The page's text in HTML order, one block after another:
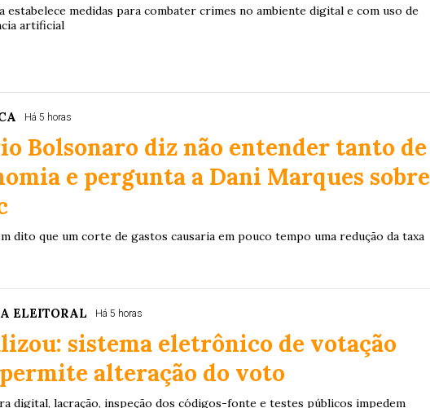
estabelece medidas para combater crimes no ambiente digital e com uso de
artificial
Há 5 horas
Bolsonaro diz não entender tanto de
e pergunta a Dani Marques sobre
dito que um corte de gastos causaria em pouco tempo uma redução da taxa
ELEITORAL Há 5 horas
sistema eletrônico de votação
alteração do voto
digital, lacração, inspeção dos códigos-fonte e testes públicos impedem